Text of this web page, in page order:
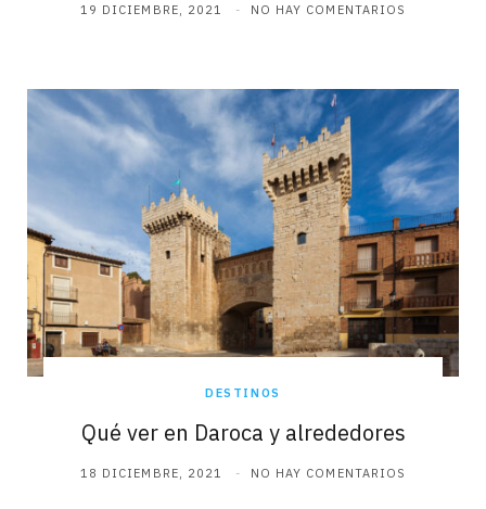
19 DICIEMBRE, 2021 NO HAY COMENTARIOS
DESTINOS
Qué ver en Daroca y alrededores
18 DICIEMBRE, 2021 NO HAY COMENTARIOS